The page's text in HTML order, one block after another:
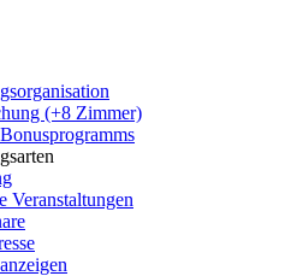
(+8 Zimmer)
Veranstaltungen